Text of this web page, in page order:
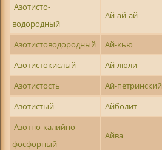
Азотисто-
водородный
Ай-ай-ай
Азотистоводородный Ай-кью
Азотистокислый
Ай-люли
Азотистость
Ай-петринский
Азотистый
Айболит
Азотно-калийно-
фосфорный
Айва